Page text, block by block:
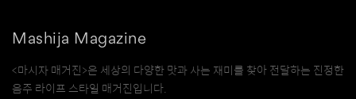
Mashija Magazine
<마시자 매거진>은 세상의 다양한 맛과 사는 재미를 찾아 전달하는 진정한
음주 라이프 스타일 매거진입니다.